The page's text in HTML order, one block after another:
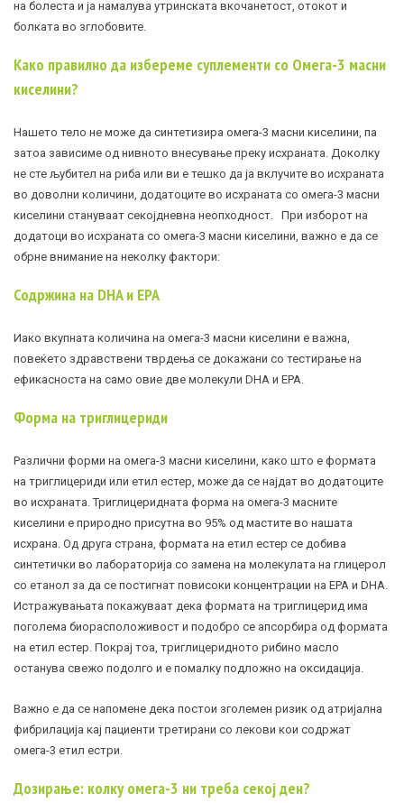
на болеста и ја намалува утринската вкочанетост, отокот и
болката во зглобовите.
Како правилно да избереме суплементи со Омега-3 масни
киселини?
Нашето тело не може да синтетизира омега-3 масни киселини, па
затоа зависиме од нивното внесување преку исхраната. Доколку
не сте љубител на риба или ви е тешко да ја вклучите во исхраната
во доволни количини, додатоците во исхраната со омега-3 масни
киселини стануваат секојдневна неопходност.
При изборот на
додатоци во исхраната со омега-3 масни киселини, важно е да се
обрне внимание на неколку фактори:
Содржина на DHA и EPA
Иако вкупната количина на омега-3 масни киселини е важна,
повеќето здравствени тврдења се докажани со тестирање на
ефикасноста на само овие две молекули DHA и EPA.
Форма на триглицериди
Различни форми на омега-3 масни киселини, како што е формата
на триглицериди или етил естер, може да се најдат во додатоците
во исхраната. Триглицеридната форма на омега-3 масните
киселини е природно присутна во 95% од мастите во нашата
исхрана. Од друга страна, формата на етил естер се добива
синтетички во лабораторија со замена на молекулата на глицерол
со етанол за да се постигнат повисоки концентрации на EPA и DHA.
Истражувањата покажуваат дека формата на триглицерид има
поголема биорасположивост и подобро се апсорбира од формата
на етил естер. Покрај тоа, триглицеридното рибино масло
останува свежо подолго и е помалку подложно на оксидација.
Важно е да се напомене дека постои зголемен ризик од атријална
фибрилација кај пациенти третирани со лекови кои содржат
омега-3 етил естри.
Дозирање: колку омега-3 ни треба секој ден?